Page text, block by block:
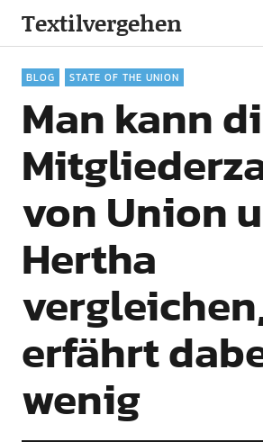
Textilvergehen
BLOG STATE OF THE UNION
Man kann
von Union
Hertha
erfährt
wenig